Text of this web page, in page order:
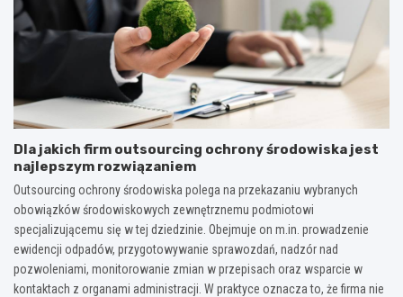
Dla jakich firm outsourcing ochrony środowiska jest
najlepszym rozwiązaniem
Outsourcing ochrony środowiska polega na przekazaniu wybranych
obowiązków środowiskowych zewnętrznemu podmiotowi
specjalizującemu się w tej dziedzinie. Obejmuje on m.in. prowadzenie
ewidencji odpadów, przygotowywanie sprawozdań, nadzór nad
pozwoleniami, monitorowanie zmian w przepisach oraz wsparcie w
kontaktach z organami administracji. W praktyce oznacza to, że firma nie